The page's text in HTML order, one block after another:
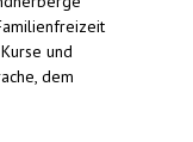
und
dem